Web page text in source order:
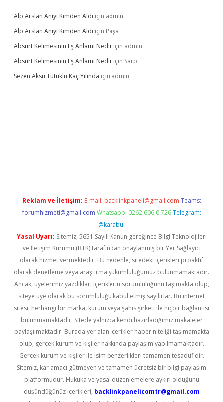
Alp Arslan Aniyi Kimden Aldı için admin
Alp Arslan Aniyi Kimden Aldı için Paşa
Absürt Kelimesinin Eş Anlamı Nedir için admin
Absürt Kelimesinin Eş Anlamı Nedir için Sarp
Sezen Aksu Tutuklu Kaç Yılında için admin
Reklam ve İletişim: E-mail: backlinkpaneli@gmail.com Teams:
forumhizmeti@gmail.com Whatsapp: 0262 606 0 726 Telegram:
@karabul
Yasal Uyarı: Sitemiz, 5651 Sayılı Kanun gereğince Bilgi Teknolojileri
ve İletişim Kurumu (BTK) tarafından onaylanmış bir Yer Sağlayıcı
olarak hizmet vermektedir. Bu nedenle, sitedeki içerikleri proaktif
olarak denetleme veya araştırma yükümlülüğümüz bulunmamaktadır.
Ancak, üyelerimiz yazdıkları içeriklerin sorumluluğunu taşımakta olup,
siteye üye olarak bu sorumluluğu kabul etmiş sayılırlar. Bu internet
sitesi, herhangi bir marka, kurum veya şahıs şirketi ile hiçbir bağlantısı
bulunmamaktadır. Sitede yalnızca kendi hazırladığımız makaleler
paylaşılmaktadır. Burada yer alan içerikler haber niteliği taşımamakta
olup, gerçek kurum ve kişiler hakkında paylaşım yapılmamaktadır.
Gerçek kurum ve kişiler ile isim benzerlikleri tamamen tesadüfidir.
Sitemiz, kar amacı gütmeyen ve tamamen ücretsiz bir bilgi paylaşım
platformudur. Hukuka ve yasal düzenlemelere aykırı olduğunu
düşündüğünüz içerikleri, backlinkpanelicomtr@gmail.com